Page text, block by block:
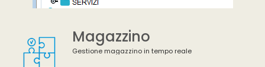
Magazzino
Gestione magazzino in tempo reale